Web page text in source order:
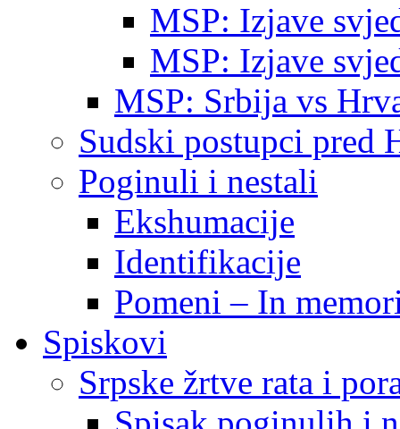
MSP: Izjave
MSP: Izjave
MSP: Srbija vs
Sudski postupci pred
Poginuli i nestali
Ekshumacije
Identifikacije
Pomeni – In
Spiskovi
Srpske žrtve rata i